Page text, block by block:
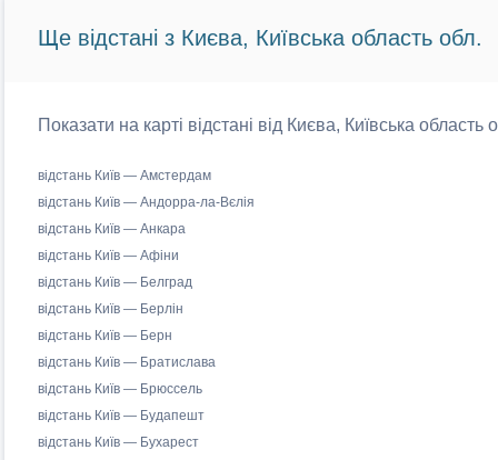
Ще відстані з Києва, Київська область обл.
Показати на карті відстані від Києва, Київська
відстань Київ — Амстердам
відстань Київ — Андорра-ла-Вєлія
відстань Київ — Анкара
відстань Київ — Афіни
відстань Київ — Белград
відстань Київ — Берлін
відстань Київ — Берн
відстань Київ — Братислава
відстань Київ — Брюссель
відстань Київ — Будапешт
відстань Київ — Бухарест